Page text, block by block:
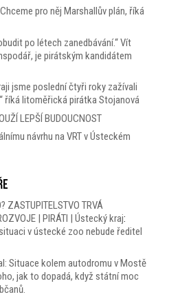
pro něj Marshallův plán, říká
po létech zanedbávání.“ Vít
je pirátským kandidátem
jsme poslední čtyři roky zažívali
říká litoměřická pirátka Stojanová
LEPŠÍ BUDOUCNOST
návrhu na VRT v Ústeckém
ZASTUPITELSTVO TRVÁ
| PIRÁTI | Ústecký kraj:
v ústecké zoo nebude ředitel
Situace kolem autodromu v Mostě
jak to dopadá, když státní moc